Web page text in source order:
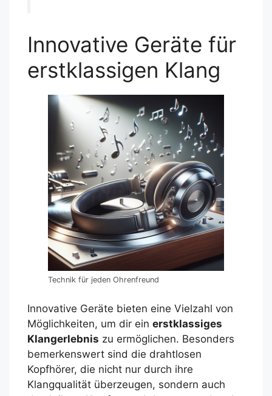
Innovative Geräte für
erstklassigen Klang
Technik für jeden Ohrenfreund
Innovative Geräte bieten eine Vielzahl von
Möglichkeiten, um dir ein erstklassiges
Klangerlebnis zu ermöglichen. Besonders
bemerkenswert sind die drahtlosen
Kopfhörer, die nicht nur durch ihre
Klangqualität überzeugen, sondern auch